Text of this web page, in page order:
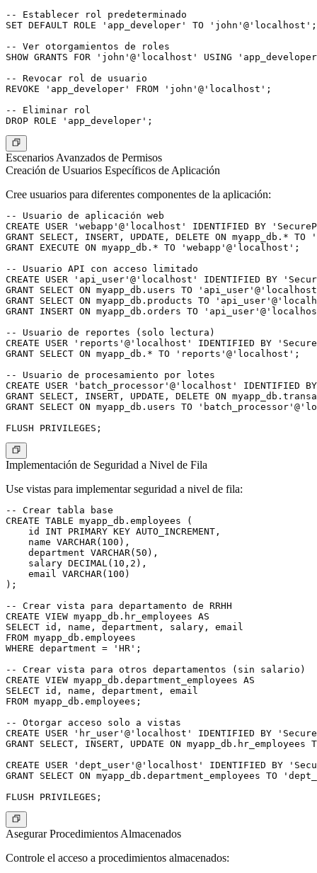
-- Establecer rol predeterminado
SET DEFAULT ROLE 'app_developer' TO 'john'@'localhost';
-- Ver otorgamientos de roles
SHOW GRANTS FOR 'john'@'localhost' USING
-- Revocar rol de usuario
REVOKE 'app_developer' FROM 'john'@'localhost';
-- Eliminar rol
Escenarios Avanzados de Permisos
Creación de Usuarios Específicos de Aplicación
Cree usuarios para diferentes componentes de la aplicación:
-- Usuario de aplicación web
CREATE USER 'webapp'@'localhost' IDENTIFIED BY
GRANT SELECT, INSERT, UPDATE, DELETE ON myapp_db.*
GRANT EXECUTE ON myapp_db.* TO 'webapp'@'localhost';
-- Usuario API con acceso limitado
CREATE USER 'api_user'@'localhost' IDENTIFIED BY
GRANT SELECT ON myapp_db.users TO
GRANT SELECT ON myapp_db.products TO
GRANT INSERT ON myapp_db.orders TO
-- Usuario de reportes (solo lectura)
CREATE USER 'reports'@'localhost' IDENTIFIED BY
GRANT SELECT ON myapp_db.* TO 'reports'@'localhost';
-- Usuario de procesamiento por lotes
CREATE USER 'batch_processor'@'localhost' IDENTIFIED
GRANT SELECT, INSERT, UPDATE, DELETE ON
GRANT SELECT ON myapp_db.users TO
Implementación de Seguridad a Nivel de Fila
Use vistas para implementar seguridad a nivel de fila:
-- Crear tabla base
CREATE TABLE myapp_db.employees (
    id INT PRIMARY KEY AUTO_INCREMENT,
    name VARCHAR(100),
    department VARCHAR(50),
    salary DECIMAL(10,2),
    email VARCHAR(100)
);
-- Crear vista para departamento de RRHH
CREATE VIEW myapp_db.hr_employees AS
SELECT id, name, department, salary, email
FROM myapp_db.employees
WHERE department = 'HR';
-- Crear vista para otros departamentos (sin salario)
CREATE VIEW myapp_db.department_employees AS
SELECT id, name, department, email
FROM myapp_db.employees;
-- Otorgar acceso solo a vistas
CREATE USER 'hr_user'@'localhost' IDENTIFIED BY
GRANT SELECT, INSERT, UPDATE ON
CREATE USER 'dept_user'@'localhost' IDENTIFIED BY
GRANT SELECT ON myapp_db.department_employees TO
Asegurar Procedimientos Almacenados
Controle el acceso a procedimientos almacenados: